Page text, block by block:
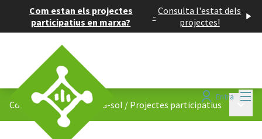
Com estan els projectes
participatius en marxa?
- Consulta l'estat dels
projectes!
Entra
Consell de Barris de Mira-sol / Projectes participatius